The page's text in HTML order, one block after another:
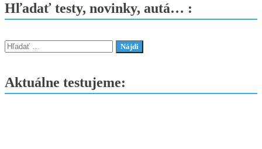
e:HEV
–
Športovejšia
by
ste
Hľadať testy, novinky, autá… :
Hľadať:
Aktuálne testujeme: